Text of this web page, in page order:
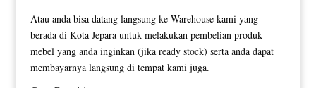
Atau anda bisa datang langsung ke Warehouse kami yang
berada di Kota Jepara untuk melakukan pembelian produk
mebel yang anda inginkan (jika ready stock) serta anda dapat
membayarnya langsung di tempat kami juga.